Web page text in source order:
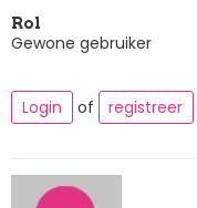
Rol
Gewone gebruiker
Login of registreer